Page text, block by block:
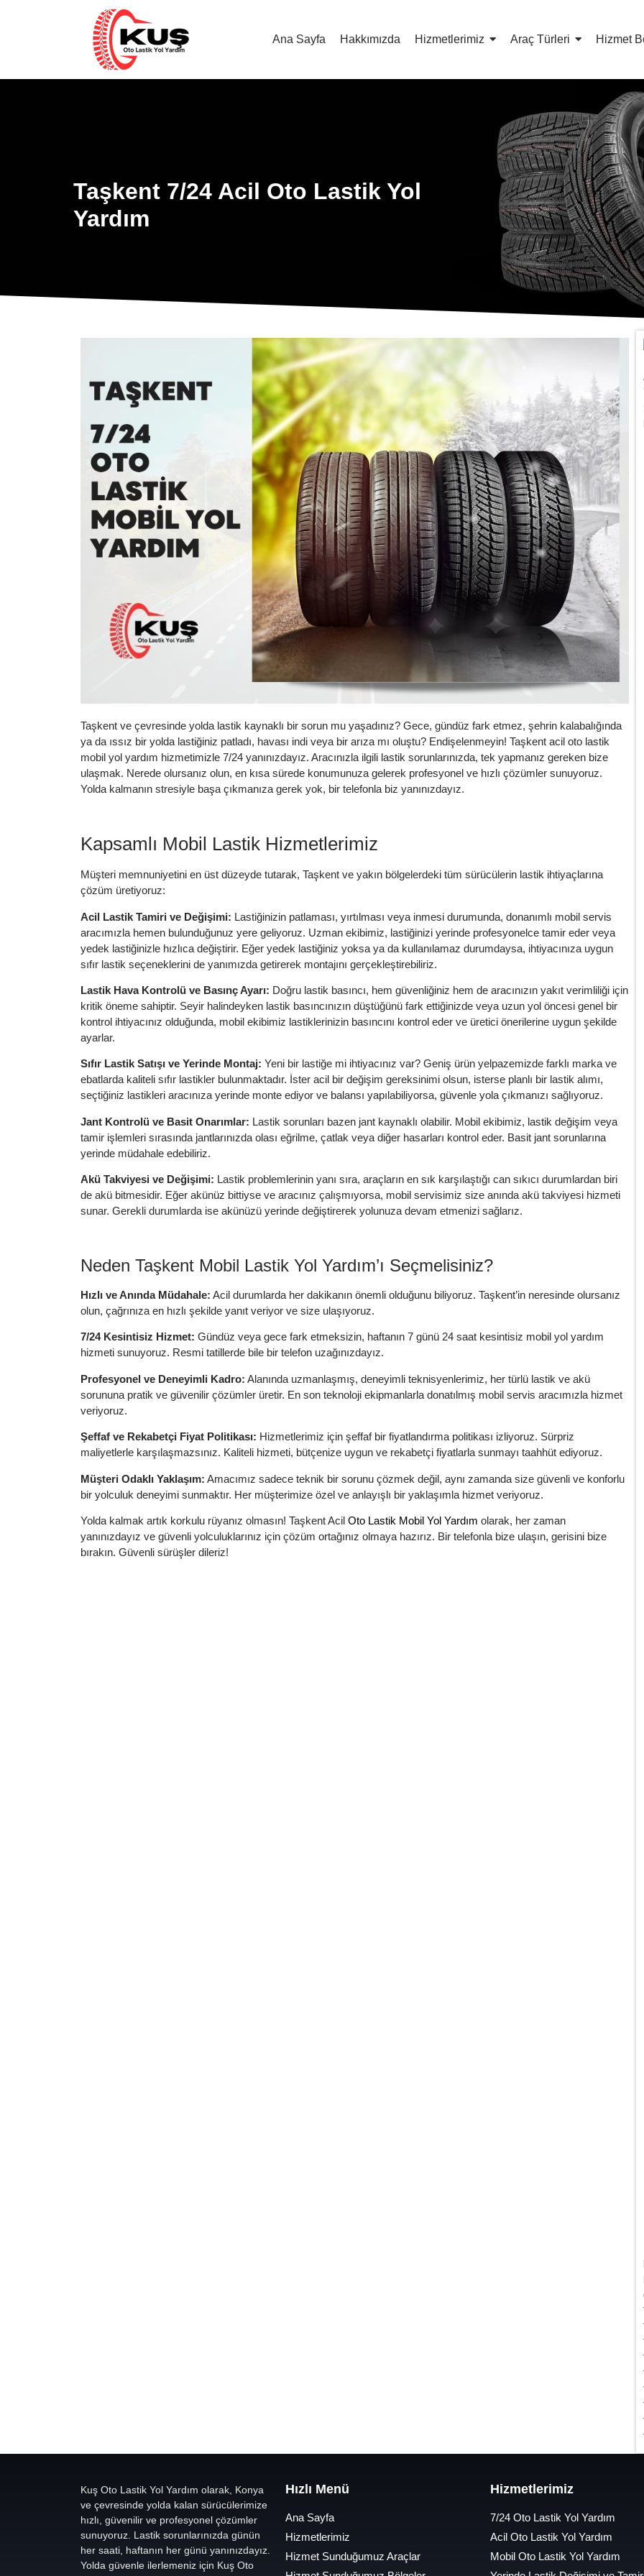
Ana Sayfa Hakkımızda Hizmetlerimiz Araç Türleri Hizmet
Taşkent 7/24 Acil Oto Lastik Yol
Yardım
Taşkent ve çevresinde yolda lastik kaynaklı bir sorun mu yaşadınız? Gece, gündüz fark etmez, şehrin kalabalığında
ya da ıssız bir yolda lastiğiniz patladı, havası indi veya bir arıza mı oluştu? Endişelenmeyin! Taşkent acil oto lastik
mobil yol yardım hizmetimizle 7/24 yanınızdayız. Aracınızla ilgili lastik sorunlarınızda, tek yapmanız gereken bize
ulaşmak. Nerede olursanız olun, en kısa sürede konumunuza gelerek profesyonel ve hızlı çözümler sunuyoruz.
Yolda kalmanın stresiyle başa çıkmanıza gerek yok, bir telefonla biz yanınızdayız.
Kapsamlı Mobil Lastik Hizmetlerimiz
Müşteri memnuniyetini en üst düzeyde tutarak, Taşkent ve yakın bölgelerdeki tüm sürücülerin lastik ihtiyaçlarına
çözüm üretiyoruz:
Acil Lastik Tamiri ve Değişimi: Lastiğinizin patlaması, yırtılması veya inmesi durumunda, donanımlı mobil servis
aracımızla hemen bulunduğunuz yere geliyoruz. Uzman ekibimiz, lastiğinizi yerinde profesyonelce tamir eder veya
yedek lastiğinizle hızlıca değiştirir. Eğer yedek lastiğiniz yoksa ya da kullanılamaz durumdaysa, ihtiyacınıza uygun
sıfır lastik seçeneklerini de yanımızda getirerek montajını gerçekleştirebiliriz.
Lastik Hava Kontrolü ve Basınç Ayarı: Doğru lastik basıncı, hem güvenliğiniz hem de aracınızın yakıt verimliliği için
kritik öneme sahiptir. Seyir halindeyken lastik basıncınızın düştüğünü fark ettiğinizde veya uzun yol öncesi genel bir
kontrol ihtiyacınız olduğunda, mobil ekibimiz lastiklerinizin basıncını kontrol eder ve üretici önerilerine uygun şekilde
ayarlar.
Sıfır Lastik Satışı ve Yerinde Montaj: Yeni bir lastiğe mi ihtiyacınız var? Geniş ürün yelpazemizde farklı marka ve
ebatlarda kaliteli sıfır lastikler bulunmaktadır. İster acil bir değişim gereksinimi olsun, isterse planlı bir lastik alımı,
seçtiğiniz lastikleri aracınıza yerinde monte ediyor ve balansı yapılabiliyorsa, güvenle yola çıkmanızı sağlıyoruz.
Jant Kontrolü ve Basit Onarımlar: Lastik sorunları bazen jant kaynaklı olabilir. Mobil ekibimiz, lastik değişim veya
tamir işlemleri sırasında jantlarınızda olası eğrilme, çatlak veya diğer hasarları kontrol eder. Basit jant sorunlarına
yerinde müdahale edebiliriz.
Akü Takviyesi ve Değişimi: Lastik problemlerinin yanı sıra, araçların en sık karşılaştığı can sıkıcı durumlardan biri
de akü bitmesidir. Eğer akünüz bittiyse ve aracınız çalışmıyorsa, mobil servisimiz size anında akü takviyesi hizmeti
sunar. Gerekli durumlarda ise akünüzü yerinde değiştirerek yolunuza devam etmenizi sağlarız.
Neden Taşkent Mobil Lastik Yol Yardım’ı Seçmelisiniz?
Hızlı ve Anında Müdahale: Acil durumlarda her dakikanın önemli olduğunu biliyoruz. Taşkent’in neresinde olursanız
olun, çağrınıza en hızlı şekilde yanıt veriyor ve size ulaşıyoruz.
7/24 Kesintisiz Hizmet: Gündüz veya gece fark etmeksizin, haftanın 7 günü 24 saat kesintisiz mobil yol yardım
hizmeti sunuyoruz. Resmi tatillerde bile bir telefon uzağınızdayız.
Profesyonel ve Deneyimli Kadro: Alanında uzmanlaşmış, deneyimli teknisyenlerimiz, her türlü lastik ve akü
sorununa pratik ve güvenilir çözümler üretir. En son teknoloji ekipmanlarla donatılmış mobil servis aracımızla hizmet
veriyoruz.
Şeffaf ve Rekabetçi Fiyat Politikası: Hizmetlerimiz için şeffaf bir fiyatlandırma politikası izliyoruz. Sürpriz
maliyetlerle karşılaşmazsınız. Kaliteli hizmeti, bütçenize uygun ve rekabetçi fiyatlarla sunmayı taahhüt ediyoruz.
Müşteri Odaklı Yaklaşım: Amacımız sadece teknik bir sorunu çözmek değil, aynı zamanda size güvenli ve konforlu
bir yolculuk deneyimi sunmaktır. Her müşterimize özel ve anlayışlı bir yaklaşımla hizmet veriyoruz.
Yolda kalmak artık korkulu rüyanız olmasın! Taşkent Acil Oto Lastik Mobil Yol Yardım olarak, her zaman
yanınızdayız ve güvenli yolculuklarınız için çözüm ortağınız olmaya hazırız. Bir telefonla bize ulaşın, gerisini bize
bırakın. Güvenli sürüşler dileriz!
Kuş Oto Lastik Yol Yardım olarak, Konya
ve çevresinde yolda kalan sürücülerimize
hızlı, güvenilir ve profesyonel çözümler
sunuyoruz. Lastik sorunlarınızda günün
her saati, haftanın her günü yanınızdayız.
Yolda güvenle ilerlemeniz için Kuş Oto
Hızlı Menü
Ana Sayfa
Hizmetlerimiz
Hizmet Sunduğumuz Araçlar
Hizmetlerimiz
7/24 Oto Lastik Yol Yardım
Acil Oto Lastik Yol Yardım
Mobil Oto Lastik Yol Yardım